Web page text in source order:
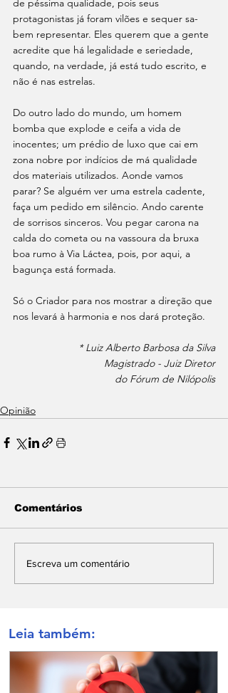
de péssima qualidade, pois seus
protagonistas já foram vilões e sequer sa­
bem representar. Eles querem que a gente
acredite que há legalidade e seriedade,
quando, na verdade, já está tudo escrito, e
não é nas estrelas.
Do outro lado do mundo, um homem
bomba que explode e ceifa a vida de
inocentes; um prédio de luxo que cai em
zona nobre por indícios de má qualidade
dos materiais utilizados. Aonde vamos
parar? Se alguém ver uma estrela cadente,
faça um pedido em silêncio. Ando carente
de sorrisos sinceros. Vou pegar carona na
calda do cometa ou na vassoura da bruxa
boa rumo à Via Láctea, pois, por aqui, a
bagunça está formada.
Só o Criador para nos mostrar a direção que
nos levará à harmonia e nos dará proteção.
* Luiz Alberto Barbosa da Silva
Magistrado - Juiz Diretor
do Fórum de Nilópolis
Opinião
Comentários
Escreva um comentário
Leia também: